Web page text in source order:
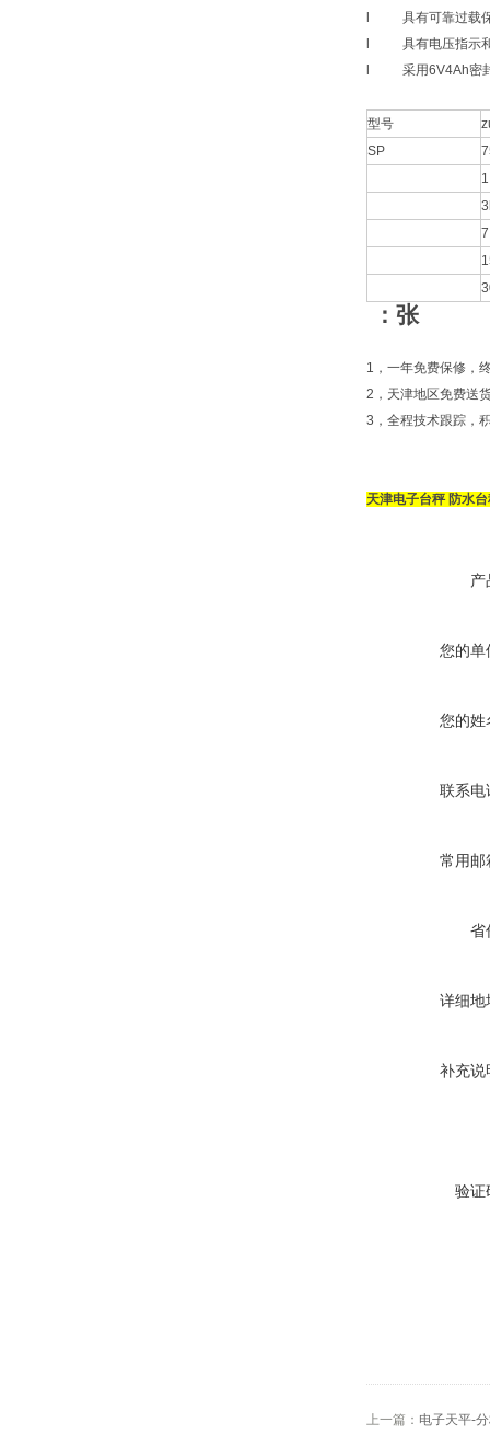
具有可靠过载
具有电压指示
采用6V4Ah密
型号
SP
：张
1，一年免费保修，
2，天津地区免费送
3，全程技术跟踪，
天津电子台秤 防水
产
您的单
您的姓
联系电
常用邮
省
详细地
补充说
验证
上一篇： 电子天平-